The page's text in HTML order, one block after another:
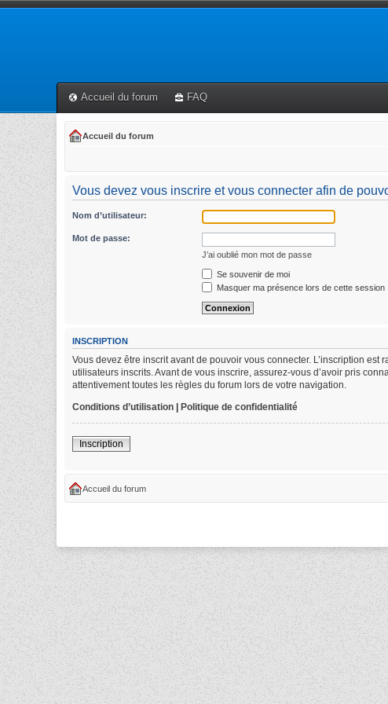
Accueil du forum FAQ
Accueil du forum
Vous devez vous inscrire et vous connecter afin de
Nom d’utilisateur:
Mot de passe:
J’ai oublié mon mot de passe
Se souvenir de moi
Masquer ma présence lors de cette session
INSCRIPTION
Vous devez être inscrit avant de pouvoir vous connecter. L’inscription
utilisateurs inscrits. Avant de vous inscrire, assurez-vous d’avoir pris
attentivement toutes les règles du forum lors de votre navigation.
Conditions d’utilisation | Politique de confidentialité
Inscription
Accueil du forum